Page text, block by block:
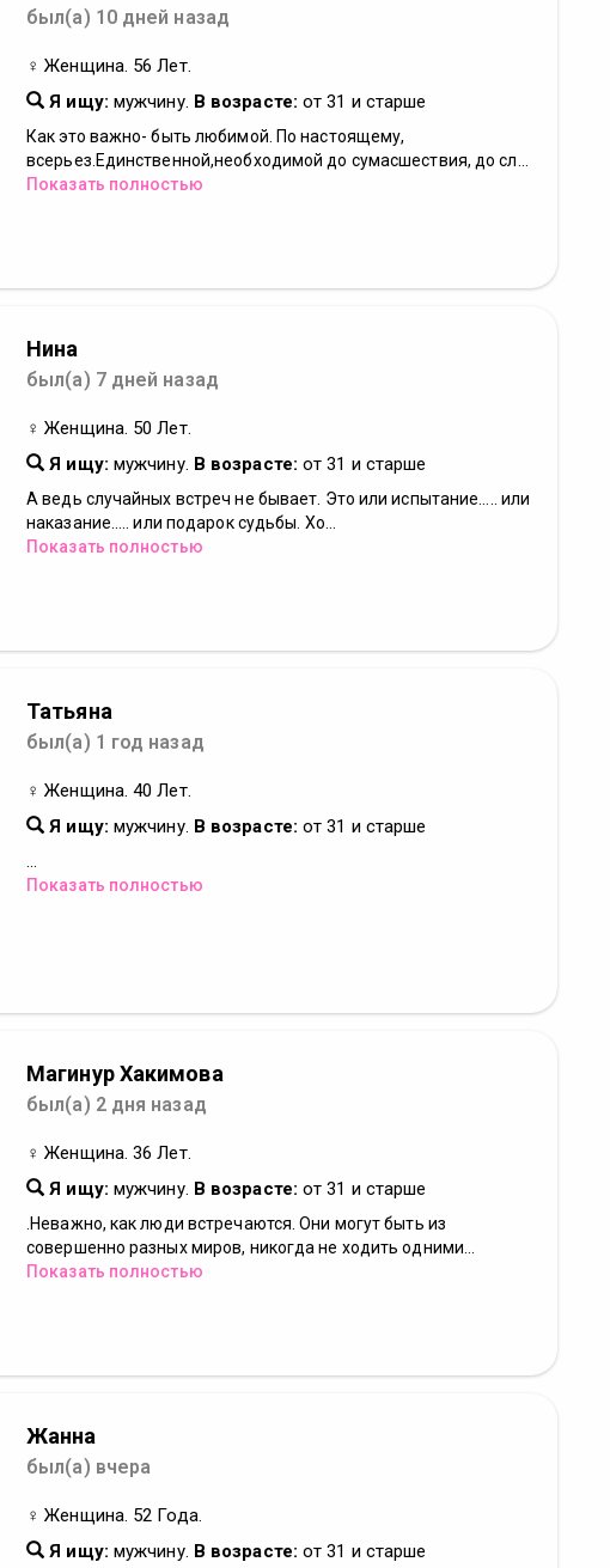
был(а) 10 дней назад
♀ Женщина. 56 Лет.
Я ищу: мужчину. В возрасте: от 31 и старше
Как это важно- быть любимой. По настоящему,
всерьез.Единственной,необходимой до сумасшествия, до сл...
Показать полностью
Нина
был(а) 7 дней назад
♀ Женщина. 50 Лет.
Я ищу: мужчину. В возрасте: от 31 и старше
А ведь случайных встреч не бывает. Это или испытание..... или
наказание..... или подарок судьбы. Хо...
Показать полностью
Татьяна
был(а) 1 год назад
♀ Женщина. 40 Лет.
Я ищу: мужчину. В возрасте: от 31 и старше
Показать полностью
Магинур Хакимова
был(а) 2 дня назад
♀ Женщина. 36 Лет.
Я ищу: мужчину. В возрасте: от 31 и старше
.Неважно, как люди встречаются. Они могут быть из
совершенно разных миров, никогда не ходить одними...
Показать полностью
Жанна
был(а) вчера
♀ Женщина. 52 Года.
Я ищу: мужчину. В возрасте: от 31 и старше